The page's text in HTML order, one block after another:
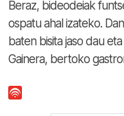
Beraz, bideodeiak
ospatu ahal izateko.
baten bisita jaso dau
Gainera, bertoko